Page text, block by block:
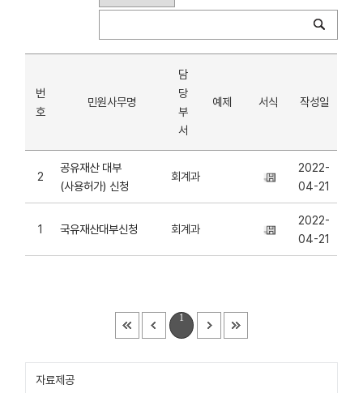
번
호
민원사무명
담
당
부
서
예제 서식 작성일
2
공유재산 대부
(사용허가) 신청
회계과
2022-
04-21
1 국유재산대부신청 회계과
2022-
04-21
1
자료제공